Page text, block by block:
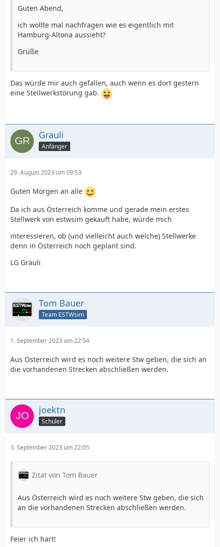
Guten Abend,
ich wollte mal nachfragen wie es eigentlich mit
Hamburg-Altona aussieht?
Grüße
Das würde mir auch gefallen, auch wenn es dort gestern
eine Stellwerkstörung gab.
Grauli
Anfänger
29. August 2023 um 09:53
Guten Morgen an alle
Da ich aus Österreich komme und gerade mein erstes
Stellwerk von estwsim gekauft habe, würde mich
interessieren, ob (und vielleicht auch welche) Stellwerke
denn in Österreich noch geplant sind.
LG Grauli
Tom Bauer
Team ESTWsim
1. September 2023 um 22:54
Aus Österreich wird es noch weitere Stw geben, die sich an
die vorhandenen Strecken abschließen werden.
joektn
Schüler
3. September 2023 um 22:05
Zitat von Tom Bauer
Aus Österreich wird es noch weitere Stw geben, die sich
an die vorhandenen Strecken abschließen werden.
Feier ich hart!